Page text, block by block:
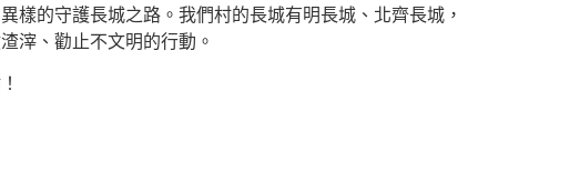
樣的守護長城之路。我們村的長城有明長城、北齊長城，
滓、勸止不文明的行動。